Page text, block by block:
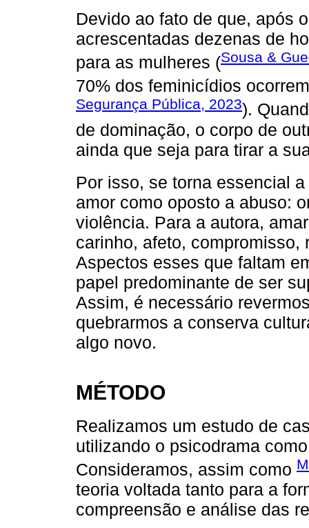
Devido ao fato de que, após
acrescentadas dezenas de
para as mulheres (Sousa &
70% dos feminicídios
Segurança Pública, 2023).
de dominação, o corpo de
ainda que seja para tirar a
Por isso, se torna essencial
amor como oposto a abuso:
violência. Para a autora,
carinho, afeto,
Aspectos esses que faltam
papel predominante de ser
Assim, é necessário
quebrarmos a conserva
algo novo.
MÉTODO
Realizamos um estudo de
utilizando o psicodrama
Consideramos, assim como
teoria voltada tanto para a
compreensão e análise das